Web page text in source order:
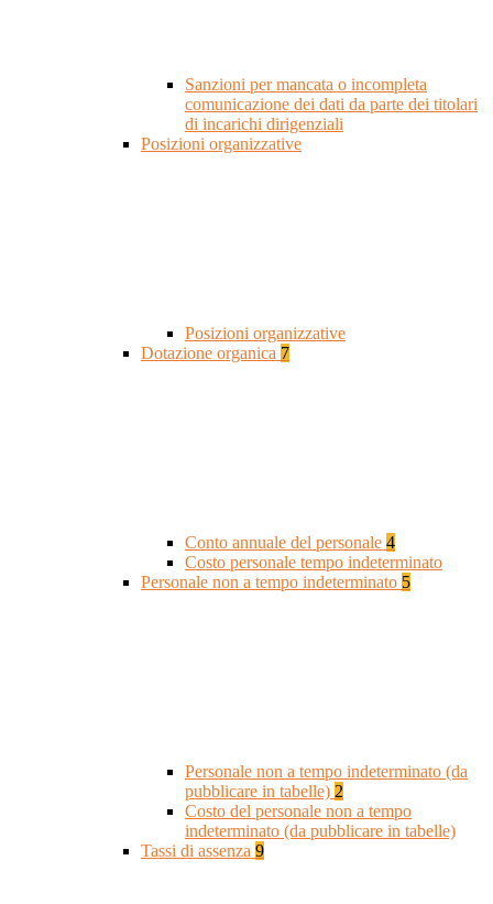
Sanzioni per mancata o incompleta
comunicazione dei dati da parte dei titolari
di incarichi dirigenziali
Posizioni organizzative
Posizioni organizzative
Dotazione organica 7
Conto annuale del personale 4
Costo personale tempo indeterminato
Personale non a tempo indeterminato 5
Personale non a tempo indeterminato (da
pubblicare in tabelle) 2
Costo del personale non a tempo
indeterminato (da pubblicare in tabelle)
Tassi di assenza 9